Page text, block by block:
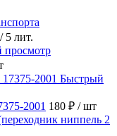
/ 5 лит.
просмотр
Быстрый
2001 180 ₽ / шт